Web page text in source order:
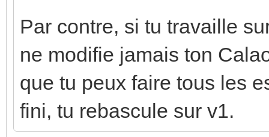
Par contre, si tu travaille
ne modifie jamais ton
que tu peux faire tous les
fini, tu rebascule sur v1.